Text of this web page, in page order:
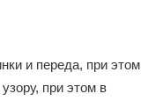
и пе­реда, при этом
при этом в